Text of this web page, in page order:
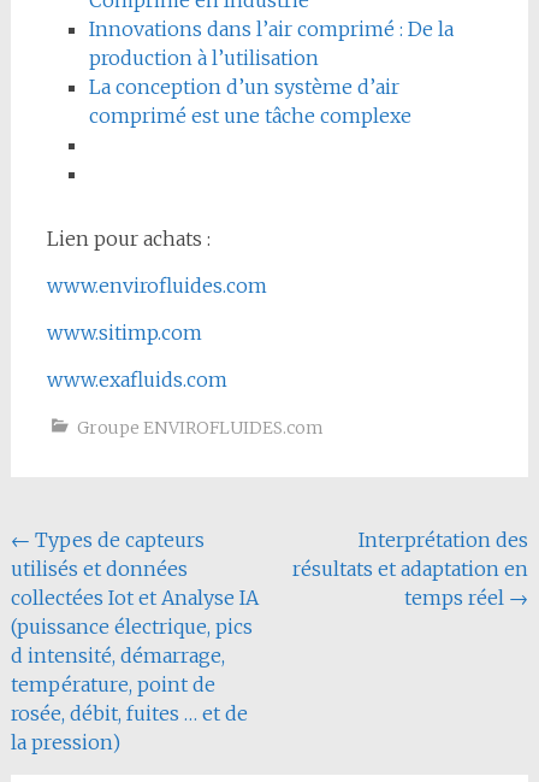
Innovations dans l’air comprimé : De la
production à l’utilisation
La conception d’un système d’air
comprimé est une tâche complexe
Lien pour achats :
www.envirofluides.com
www.sitimp.com
www.exafluids.com
Groupe ENVIROFLUIDES.com
Navigation
de
l'article
← Types de capteurs
utilisés et données
collectées Iot et Analyse IA
(puissance électrique, pics
d intensité, démarrage,
température, point de
rosée, débit, fuites … et de
la pression)
Interprétation des
résultats et adaptation en
temps réel →